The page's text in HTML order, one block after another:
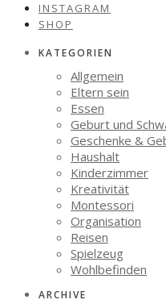
INSTAGRAM
SHOP
KATEGORIEN
Allgemein
Eltern sein
Essen
Geburt und
Geschenke &
Haushalt
Kinderzimmer
Kreativität
Montessori
Organisation
Reisen
Spielzeug
Wohlbefinden
ARCHIVE